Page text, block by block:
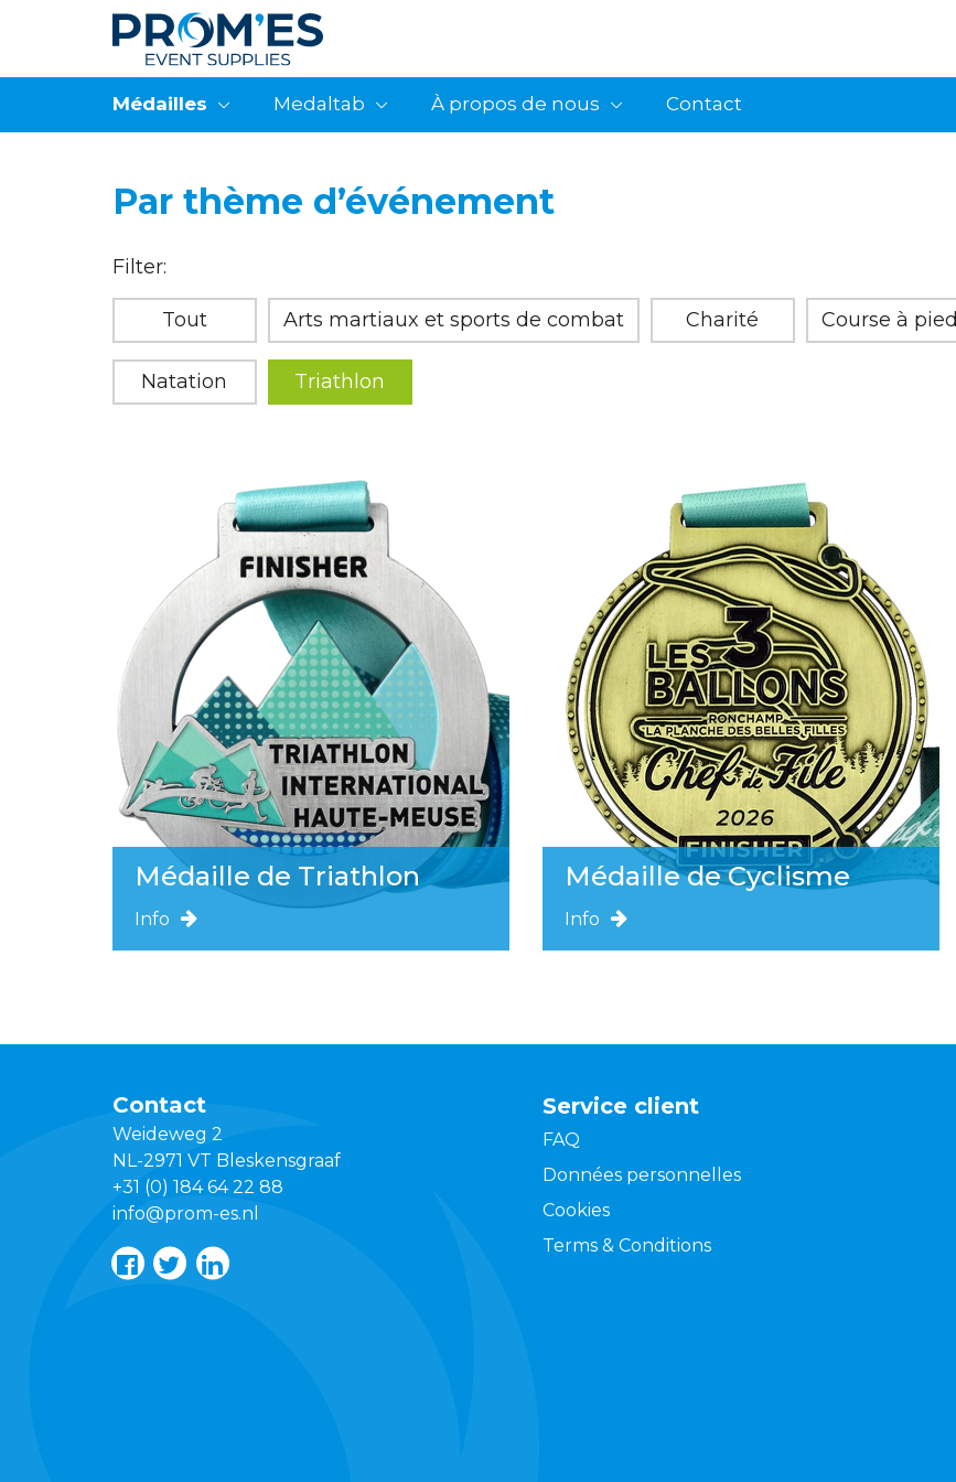
Médailles Medaltab À propos de nous Contact
Par thème d’événement
Filter:
Tout Arts martiaux et sports de combat Charité Course à pied
Natation Triathlon
Médaille de Triathlon
Info
Médaille de Cyclisme
Info
Contact
Weideweg 2
NL-2971 VT Bleskensgraaf
+31 (0) 184 64 22 88
info@prom-es.nl
Service client
FAQ
Données personnelles
Cookies
Terms & Conditions